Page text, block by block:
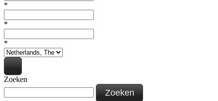
*
*
*
Zoeken
Zoeken